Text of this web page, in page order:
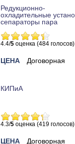
Редукционно-
охладительные
сепараторы пара
4.4/5 оценка (484 голосов)
ЦЕНА Договорная
КИПиА
4.3/5 оценка (419 голосов)
ЦЕНА Договорная